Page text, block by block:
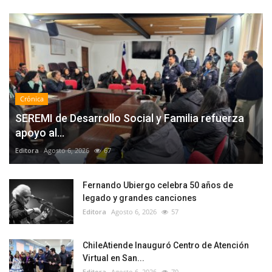
Crónica
SEREMI de Desarrollo Social y Familia refuerza
apoyo al...
Editora Agosto 6, 2026 67
Fernando Ubiergo celebra 50 años de
legado y grandes canciones
Editora Agosto 6, 2026 57
ChileAtiende Inauguró Centro de Atención
Virtual en San...